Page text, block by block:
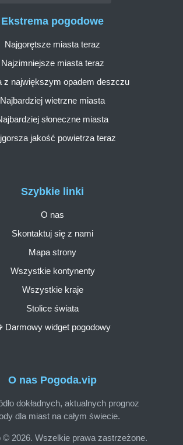
O nas Pogoda.vip
dokładnych, aktualnych prognoz
dla miast na całym świecie.
© 2026. Wszelkie prawa zastrzeżone.
Szybkie linki
O nas
Skontaktuj się z nami
Mapa strony
Wszystkie kontynenty
Wszystkie kraje
Stolice świata
Darmowy widget pogodowy
Ekstrema pogodowe
Najgorętsze miasta teraz
Najzimniejsze miasta teraz
z największym opadem deszczu
Najbardziej wietrzne miasta
słoneczne miasta
jakość powietrza teraz